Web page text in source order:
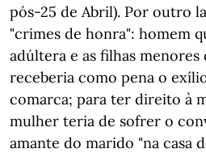
pós-25 de Abril). Por outro
"crimes de honra": homem
adúltera e as filhas menores
receberia como pena o
comarca; para ter direito à
mulher teria de sofrer o
amante do marido "na casa